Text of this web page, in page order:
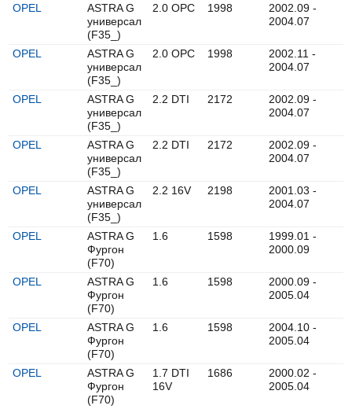
OPEL
ASTRA G
универсал
(F35_)
2.0 OPC 1998
2002.09 -
2004.07
OPEL
ASTRA G
универсал
(F35_)
2.0 OPC 1998
2002.11 -
2004.07
OPEL
ASTRA G
универсал
(F35_)
2.2 DTI 2172
2002.09 -
2004.07
OPEL
ASTRA G
универсал
(F35_)
2.2 DTI 2172
2002.09 -
2004.07
OPEL
ASTRA G
универсал
(F35_)
2.2 16V 2198
2001.03 -
2004.07
OPEL
ASTRA G
Фургон
(F70)
1.6 1598
1999.01 -
2000.09
OPEL
ASTRA G
Фургон
(F70)
1.6 1598
2000.09 -
2005.04
OPEL
ASTRA G
Фургон
(F70)
1.6 1598
2004.10 -
2005.04
OPEL
ASTRA G
Фургон
(F70)
1.7 DTI
16V
1686
2000.02 -
2005.04